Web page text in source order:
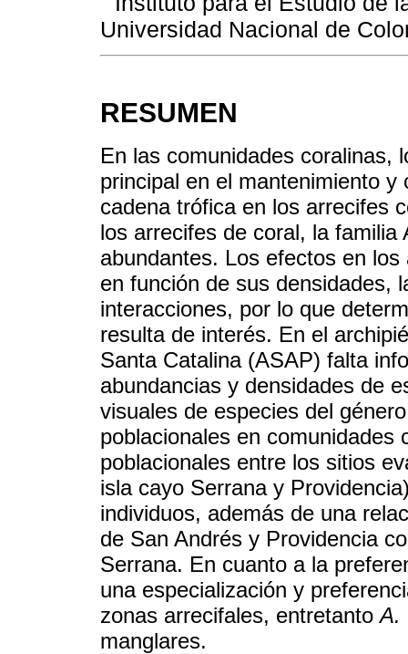
Universidad Nacional de
RESUMEN
En las comunidades coralinas,
principal en el mantenimiento
cadena trófica en los arrecifes
los arrecifes de coral, la
abundantes. Los efectos en
en función de sus densidades,
interacciones, por lo que
resulta de interés. En el
Santa Catalina (ASAP) falta
abundancias y densidades de
visuales de especies del
poblacionales en comunidades
poblacionales entre los sitios
isla cayo Serrana y
individuos, además de una
de San Andrés y Providencia
Serrana. En cuanto a la
una especialización y
zonas arrecifales, entretantoA.
manglares.